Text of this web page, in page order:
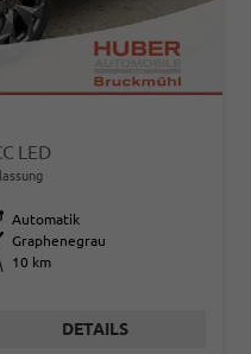
LED
Automatik
Graphenegrau
10 km
DETAILS